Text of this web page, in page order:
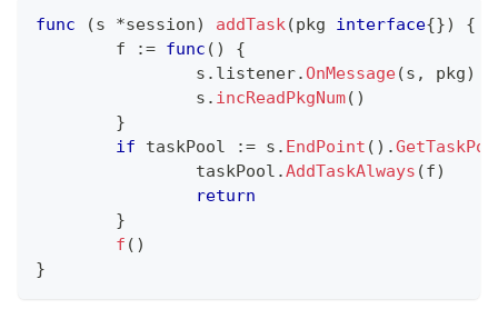
func (s *session) addTask(pkg interface{})
{
	f
:= func ( )
{
		s
. listener.OnMessage(s , pkg)
		s
. incReadPkgNum( )
}
if taskPool := s . EndPoint ( ) .
		taskPool
.AddTaskAlways (f)
return
}
f ( )
}